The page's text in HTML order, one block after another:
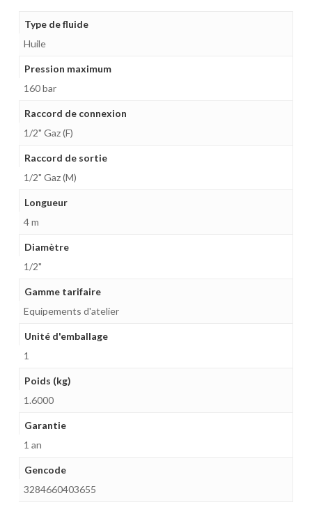
Type de fluide
Huile
Pression maximum
160 bar
Raccord de connexion
1/2" Gaz (F)
Raccord de sortie
1/2" Gaz (M)
Longueur
4 m
Diamètre
1/2"
Gamme tarifaire
Equipements d'atelier
Unité d'emballage
1
Poids (kg)
1.6000
Garantie
1 an
Gencode
3284660403655